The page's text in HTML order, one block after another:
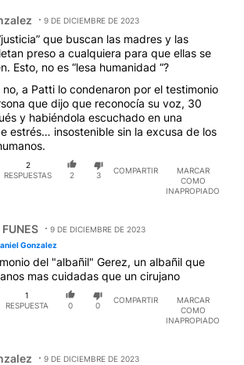
Gonzalez.
9 DE DICIEMBRE DE 2023
que buscan las madres y las
preso a cualquiera para que ellas se
Esto, no es “lesa humanidad “?
a Patti lo condenaron por el testimonio
que dijo que reconocía su voz, 30
y habiéndola escuchado en una
estrés… insostenible sin la excusa de los
2
RESPUESTAS
2 3
COMPARTIR
MARCAR
COMO
INAPROPIADO
9 DE DICIEMBRE DE 2023
Gonzalez
del "albañil" Gerez, un albañil que
mas cuidadas que un cirujano
1
RESPUESTA
0 0
COMPARTIR
MARCAR
COMO
INAPROPIADO
9 DE DICIEMBRE DE 2023